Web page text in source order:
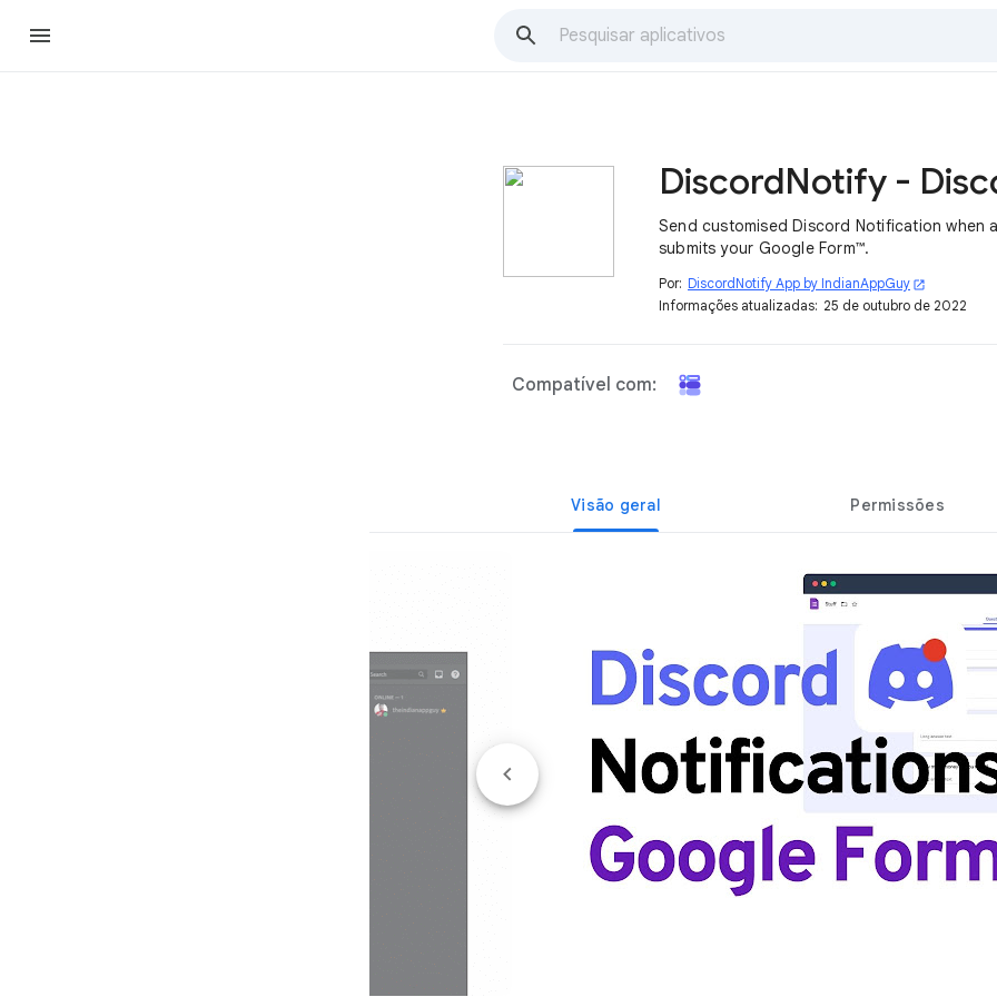
Send customised Discord Notification when
submits your Google Form™.
Por: DiscordNotify App by IndianAppGuy open_in_new
Informações atualizadas: 25 de outubro de 2022
Compatível com:
Visão geral Permissões